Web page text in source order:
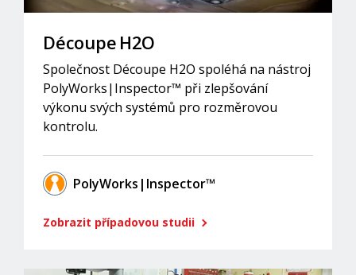
Découpe H2O
Společnost Découpe H2O spoléhá na nástroj
PolyWorks|Inspector™ při zlepšování
výkonu svých systémů pro rozměrovou
kontrolu.
PolyWorks|Inspector™
Zobrazit případovou studii